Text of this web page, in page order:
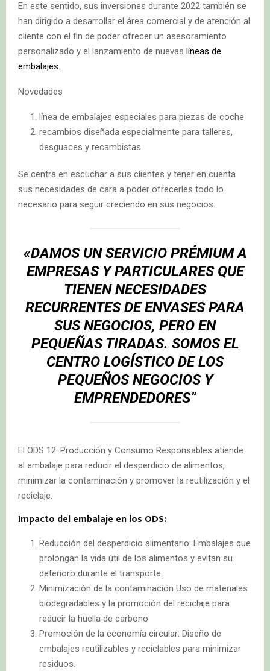
En este sentido, sus inversiones durante 2022 también se
han dirigido a desarrollar el área comercial y de atención al
cliente con el fin de poder ofrecer un asesoramiento
personalizado y el lanzamiento de nuevas líneas de
embalajes.
Novedades
línea de embalajes especiales para piezas de coche
recambios diseñada especialmente para talleres,
desguaces y recambistas
Se centra en escuchar a sus clientes y tener en cuenta
sus necesidades de cara a poder ofrecerles todo lo
necesario para seguir creciendo en sus negocios.
«DAMOS UN SERVICIO PRÉMIUM A
EMPRESAS Y PARTICULARES QUE
TIENEN NECESIDADES
RECURRENTES DE ENVASES PARA
SUS NEGOCIOS, PERO EN
PEQUEÑAS TIRADAS. SOMOS EL
CENTRO LOGÍSTICO DE LOS
PEQUEÑOS NEGOCIOS Y
EMPRENDEDORES”
El ODS 12: Producción y Consumo Responsables atiende
al embalaje para reducir el desperdicio de alimentos,
minimizar la contaminación y promover la reutilización y el
reciclaje.
Impacto del embalaje en los ODS:
Reducción del desperdicio alimentario: Embalajes que
prolongan la vida útil de los alimentos y evitan su
deterioro durante el transporte.
Minimización de la contaminación Uso de materiales
biodegradables y la promoción del reciclaje para
reducir la huella de carbono
Promoción de la economía circular: Diseño de
embalajes reutilizables y reciclables para minimizar
residuos.